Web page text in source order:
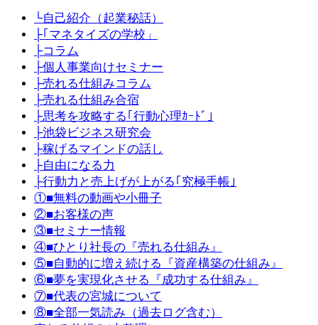
└自己紹介（起業秘話）
├｢マネタイズの学校」
├コラム
├個人事業向けセミナー
├売れる仕組みコラム
├売れる仕組み合宿
├思考を攻略する｢行動心理ｶｰﾄﾞ｣
├池袋ビジネス研究会
├稼げるマインドの話し
├自由になる力
├行動力と売上げが上がる｢究極手帳｣
①■無料の動画や小冊子
②■お客様の声
③■セミナー情報
④■ひとり社長の『売れる仕組み』
⑤■自動的に増え続ける『資産構築の仕組み』
⑥■夢を実現化させる『成功する仕組み』
⑦■代表の宮城について
⑧■全部一気読み（過去ログ含む）